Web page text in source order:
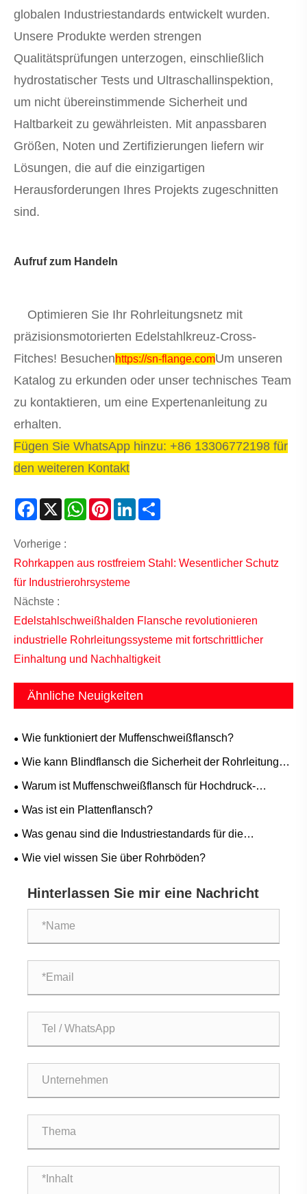
globalen Industriestandards entwickelt wurden.
Unsere Produkte werden strengen
Qualitätsprüfungen unterzogen, einschließlich
hydrostatischer Tests und Ultraschallinspektion,
um nicht übereinstimmende Sicherheit und
Haltbarkeit zu gewährleisten. Mit anpassbaren
Größen, Noten und Zertifizierungen liefern wir
Lösungen, die auf die einzigartigen
Herausforderungen Ihres Projekts zugeschnitten
sind.
Aufruf zum Handeln
Optimieren Sie Ihr Rohrleitungsnetz mit
präzisionsmotorierten Edelstahlkreuz-Cross-
Fitches! Besuchenhttps://sn-flange.comUm unseren
Katalog zu erkunden oder unser technisches Team
zu kontaktieren, um eine Expertenanleitung zu
erhalten.
Fügen Sie WhatsApp hinzu: +86 13306772198 für
den weiteren Kontakt
Facebook
X WhatsAppPinterestLinkedIn
Vorherige :
Rohrkappen aus rostfreiem Stahl: Wesentlicher Schutz
für Industrierohrsysteme
Nächste :
Edelstahlschweißhalden Flansche revolutionieren
industrielle Rohrleitungssysteme mit fortschrittlicher
Einhaltung und Nachhaltigkeit
Ähnliche Neuigkeiten
Wie funktioniert der Muffenschweißflansch?
Wie kann Blindflansch die Sicherheit der Rohrleitung
und eine einfache Wartung gewährleisten?
Warum ist Muffenschweißflansch für Hochdruck-
Rohrleitungssysteme unerlässlich?
Was ist ein Plattenflansch?
Was genau sind die Industriestandards für die
Herstellung von Rohlingen?
Wie viel wissen Sie über Rohrböden?
Hinterlassen Sie mir eine Nachricht